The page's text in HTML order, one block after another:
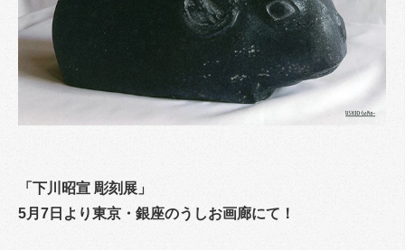
「下川昭宣 彫刻展」
5月7日より東京・銀座のうしお画廊にて！